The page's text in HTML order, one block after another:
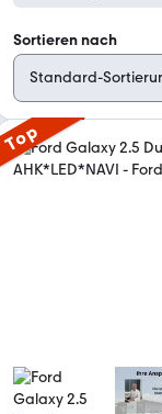
Sortieren nach
Top